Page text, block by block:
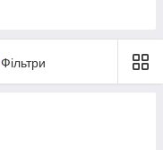
Фільтри